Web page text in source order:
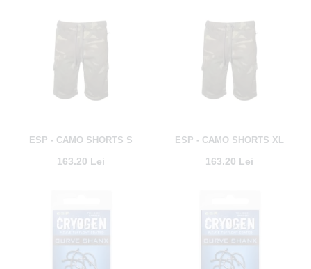
ESP - CAMO SHORTS S
163.20 Lei
ESP - CAMO SHORTS XL
163.20 Lei